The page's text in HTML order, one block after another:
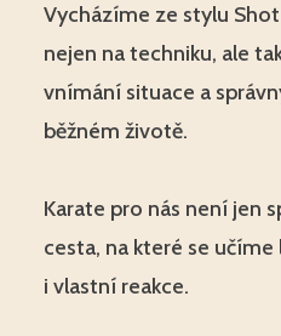
Vycházíme ze stylu
nejen na techniku, ale
vnímání situace a
běžném životě.
Karate pro nás není jen
cesta, na které se
i vlastní reakce.